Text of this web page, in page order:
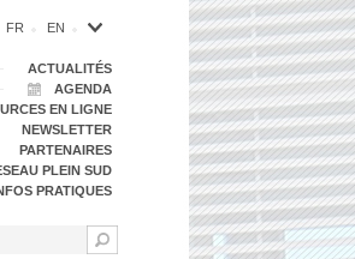
FR EN
ACTUALITÉS
AGENDA
EN LIGNE
NEWSLETTER
PARTENAIRES
PLEIN SUD
PRATIQUES